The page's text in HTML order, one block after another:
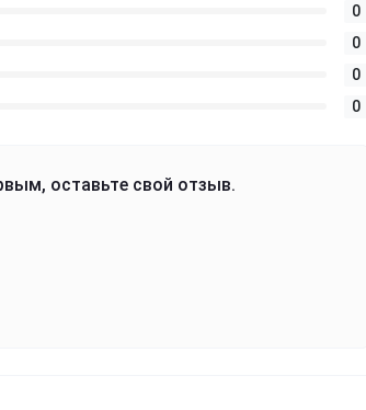
0
0
0
0
оставьте свой отзыв.